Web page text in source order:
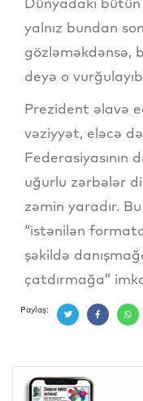
yalnız bundan
gözləməkdənsə,
deyə o
Prezident əlavə
vəziyyət, eləcə
Federasiyasının
uğurlu zərbələr
zəmin yaradır.
“istənilən
şəkildə
çatdırmağa”
Paylaş: